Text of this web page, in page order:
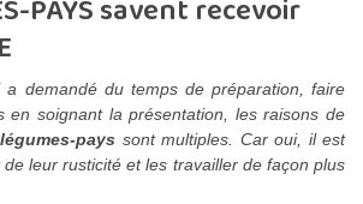
PAYS savent recevoir
a demandé du temps de préparation, faire
en soignant la présentation, les raisons de
pays sont multiples. Car oui, il est
leur rusticité et les travailler de façon plus